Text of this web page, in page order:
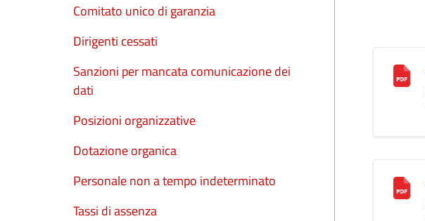
Comitato unico di garanzia
Dirigenti cessati
Sanzioni per mancata comunicazione dei
dati
Posizioni organizzative
Dotazione organica
Personale non a tempo indeterminato
Tassi di assenza